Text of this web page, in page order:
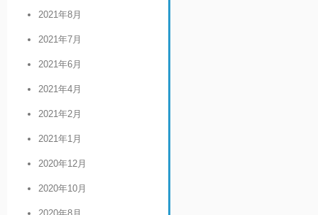
2021年8月
2021年7月
2021年6月
2021年4月
2021年2月
2021年1月
2020年12月
2020年10月